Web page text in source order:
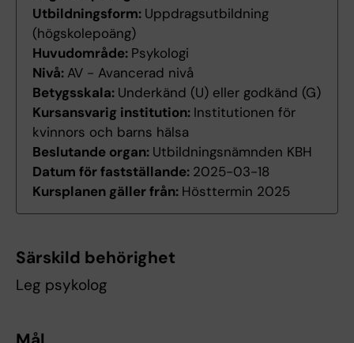
Utbildningsform: Uppdragsutbildning
(högskolepoäng)
Huvudområde: Psykologi
Nivå: AV - Avancerad nivå
Betygsskala: Underkänd (U) eller godkänd (G)
Kursansvarig institution: Institutionen för
kvinnors och barns hälsa
Beslutande organ: Utbildningsnämnden KBH
Datum för fastställande: 2025-03-18
Kursplanen gäller från: Hösttermin 2025
Särskild behörighet
Leg psykolog